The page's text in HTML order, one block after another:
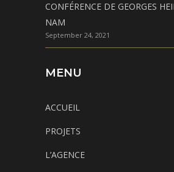
CONFÉRENCE DE GEORGES
NAM
September 24, 2021
MENU
ACCUEIL
PROJETS
L’AGENCE